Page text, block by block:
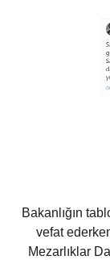
Bakanlığın
vefat
Mezarlıklar